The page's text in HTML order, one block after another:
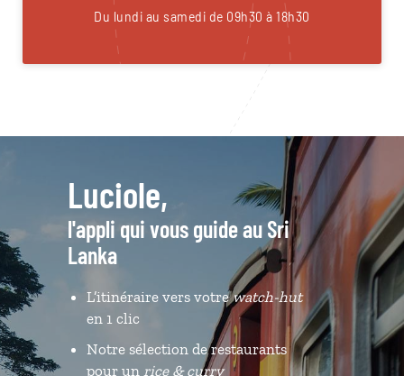
Du lundi au samedi de 09h30 à 18h30
Luciole,
l'appli qui vous guide au Sri
Lanka
L’itinéraire vers votrewatch-hut
en 1 clic
Notre sélection de restaurants
pour un rice & curry